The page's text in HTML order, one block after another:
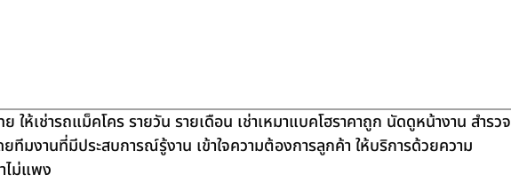
ห้เช่ารถแม็คโคร รายวัน รายเดือน เช่าเหมาแบคโฮราคาถูก นัดดูหน้างาน สำรวจ
ทีมงานที่มีประสบการณ์รู้งาน เข้าใจความต้องการลูกค้า ให้บริการด้วยความ
ไม่แพง